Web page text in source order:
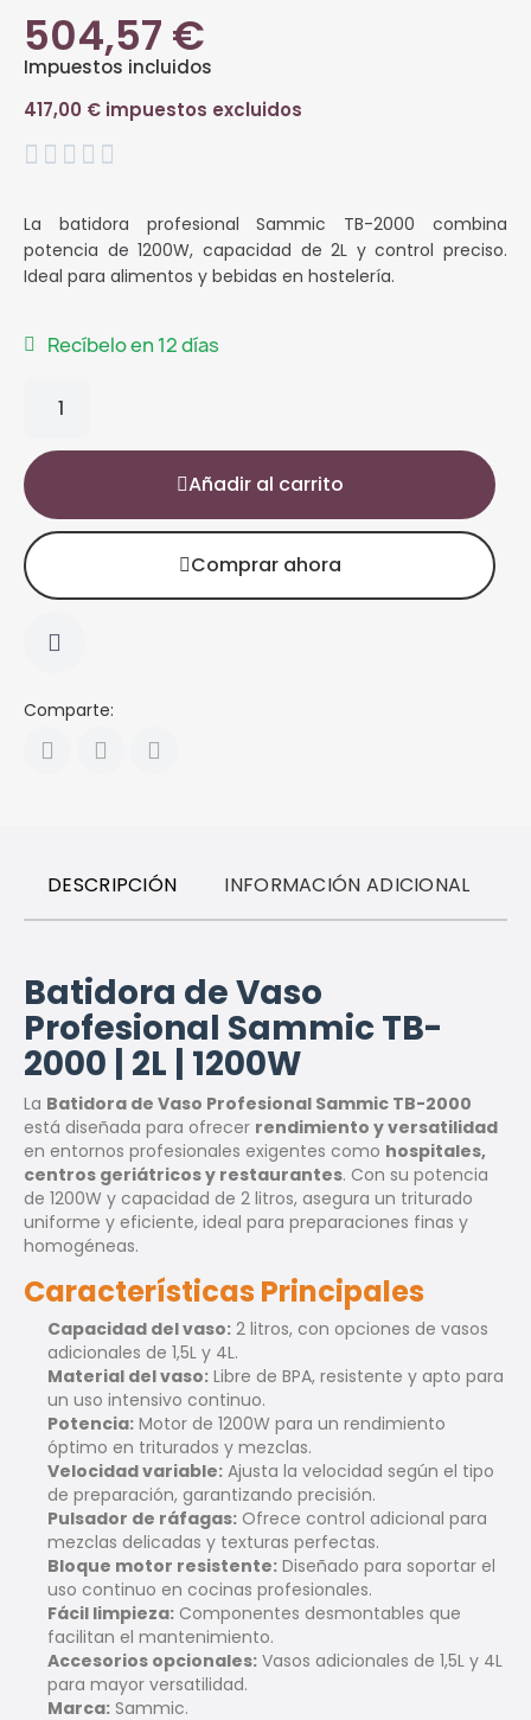
504,57 €
Impuestos incluidos
417,00 € impuestos excluidos
    
La batidora profesional Sammic TB-2000 combina
potencia de 1200W, capacidad de 2L y control preciso.
Ideal para alimentos y bebidas en hostelería.
Recíbelo en 12 días
Añadir al carrito
Comprar ahora
Comparte:
DESCRIPCIÓN INFORMACIÓN ADICIONAL
Batidora de Vaso
Profesional Sammic TB-
2000 | 2L | 1200W
La Batidora de Vaso Profesional Sammic TB-2000
está diseñada para ofrecer rendimiento y versatilidad
en entornos profesionales exigentes como hospitales,
centros geriátricos y restaurantes. Con su potencia
de 1200W y capacidad de 2 litros, asegura un triturado
uniforme y eficiente, ideal para preparaciones finas y
homogéneas.
Características Principales
Capacidad del vaso: 2 litros, con opciones de vasos
adicionales de 1,5L y 4L.
Material del vaso: Libre de BPA, resistente y apto para
un uso intensivo continuo.
Potencia: Motor de 1200W para un rendimiento
óptimo en triturados y mezclas.
Velocidad variable: Ajusta la velocidad según el tipo
de preparación, garantizando precisión.
Pulsador de ráfagas: Ofrece control adicional para
mezclas delicadas y texturas perfectas.
Bloque motor resistente: Diseñado para soportar el
uso continuo en cocinas profesionales.
Fácil limpieza: Componentes desmontables que
facilitan el mantenimiento.
Accesorios opcionales: Vasos adicionales de 1,5L y 4L
para mayor versatilidad.
Marca: Sammic.